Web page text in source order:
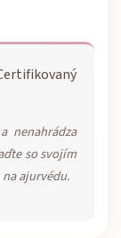
nenahrádza
so svojím
ajurvédu.